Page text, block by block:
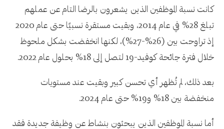
كانت نسبة الموظفين الذين يشعرون بالرضا التام عن عملهم
تبلغ 28% في عام 2014، وبقيت مستقرة نسبيًا حتى عام 2020
إذ تراوحت بين (26%-27%)، لكنها انخفضت بشكل ملحوظ
خلال فترة جائحة كوفيد-19 لتصل إلى 18% بحلول عام 2022.
بعد ذلك، لم تُظهر أي تحسن كبير وبقيت عند مستويات
منخفضة بين 18% و19% حتى عام 2024.
أما نسبة الموظفين الذين يبحثون بنشاط عن وظيفة جديدة فقد